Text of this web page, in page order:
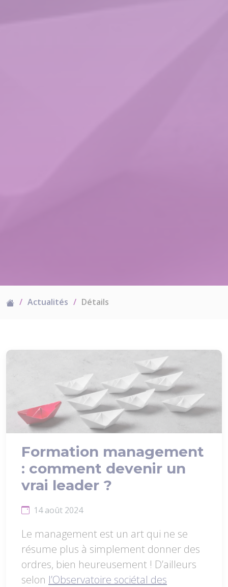
Actualités Détails
Formation management
: comment devenir un
vrai leader ?
14 août 2024
Le management est un art qui ne se
résume plus à simplement donner des
ordres, bien heureusement ! D’ailleurs
selon l’Observatoire sociétal des